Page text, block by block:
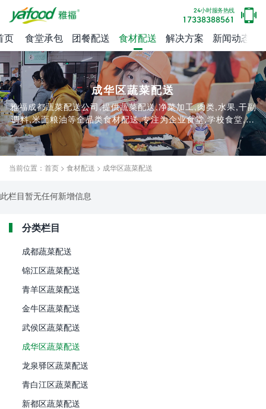
24小时服务热线
17338388561
页 食堂承包 团餐配送 食材配送 解决方案 新闻动态
成华区蔬菜配送
雅福成都蔬菜配送公司,提供蔬菜配送,净菜加工,肉类,水果,干副
调料,米面粮油等全品类食材配送,专注为企业食堂,学校食堂,工
厂食堂等提供食堂蔬菜配送上门服务。
当前位置： 首页 > 食材配送 > 成华区蔬菜配送
此栏目暂无任何新增信息
分类栏目
成都蔬菜配送
锦江区蔬菜配送
青羊区蔬菜配送
金牛区蔬菜配送
武侯区蔬菜配送
成华区蔬菜配送
龙泉驿区蔬菜配送
青白江区蔬菜配送
新都区蔬菜配送